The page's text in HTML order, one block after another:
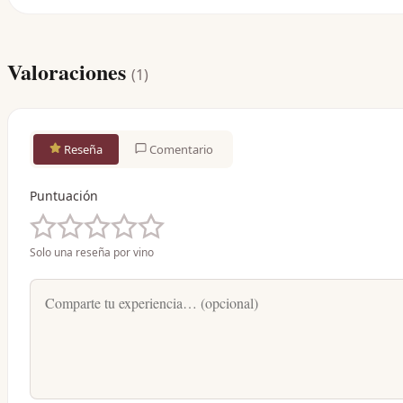
Valoraciones (1)
Reseña Comentario
Puntuación
Solo una reseña por vino